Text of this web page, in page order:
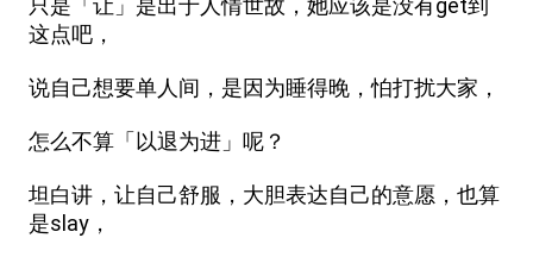
只是「让」是出于人情世故，她应该是没有get到
这点吧，
说自己想要单人间，是因为睡得晚，怕打扰大家，
怎么不算「以退为进」呢？
坦白讲，让自己舒服，大胆表达自己的意愿，也算
是slay，